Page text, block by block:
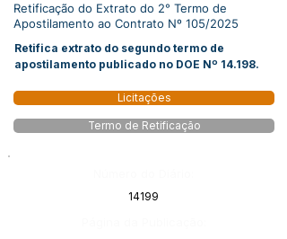
Retificação do Extrato do 2° Termo de
Apostilamento ao Contrato Nº 105/2025
Retifica extrato do segundo termo de
apostilamento publicado no DOE Nº 14.198.
Licitações
Termo de Retificação
14199